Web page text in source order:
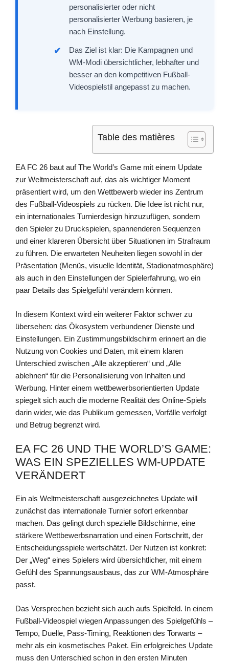
personalisierter oder nicht
personalisierter Werbung basieren, je
nach Einstellung.
Das Ziel ist klar: Die Kampagnen und
WM-Modi übersichtlicher, lebhafter und
besser an den kompetitiven Fußball-
Videospielstil angepasst zu machen.
Table des matières
EA FC 26 baut auf The World’s Game mit einem Update
zur Weltmeisterschaft auf, das als wichtiger Moment
präsentiert wird, um den Wettbewerb wieder ins Zentrum
des Fußball-Videospiels zu rücken. Die Idee ist nicht nur,
ein internationales Turnierdesign hinzuzufügen, sondern
den Spieler zu Druckspielen, spannenderen Sequenzen
und einer klareren Übersicht über Situationen im Strafraum
zu führen. Die erwarteten Neuheiten liegen sowohl in der
Präsentation (Menüs, visuelle Identität, Stadionatmosphäre)
als auch in den Einstellungen der Spielerfahrung, wo ein
paar Details das Spielgefühl verändern können.
In diesem Kontext wird ein weiterer Faktor schwer zu
übersehen: das Ökosystem verbundener Dienste und
Einstellungen. Ein Zustimmungsbildschirm erinnert an die
Nutzung von Cookies und Daten, mit einem klaren
Unterschied zwischen „Alle akzeptieren“ und „Alle
ablehnen“ für die Personalisierung von Inhalten und
Werbung. Hinter einem wettbewerbsorientierten Update
spiegelt sich auch die moderne Realität des Online-Spiels
darin wider, wie das Publikum gemessen, Vorfälle verfolgt
und Betrug begrenzt wird.
EA FC 26 UND THE WORLD’S GAME:
WAS EIN SPEZIELLES WM-UPDATE
VERÄNDERT
Ein als Weltmeisterschaft ausgezeichnetes Update will
zunächst das internationale Turnier sofort erkennbar
machen. Das gelingt durch spezielle Bildschirme, eine
stärkere Wettbewerbsnarration und einen Fortschritt, der
Entscheidungsspiele wertschätzt. Der Nutzen ist konkret:
Der „Weg“ eines Spielers wird übersichtlicher, mit einem
Gefühl des Spannungsausbaus, das zur WM-Atmosphäre
passt.
Das Versprechen bezieht sich auch aufs Spielfeld. In einem
Fußball-Videospiel wiegen Anpassungen des Spielgefühls –
Tempo, Duelle, Pass-Timing, Reaktionen des Torwarts –
mehr als ein kosmetisches Paket. Ein erfolgreiches Update
muss den Unterschied schon in den ersten Minuten